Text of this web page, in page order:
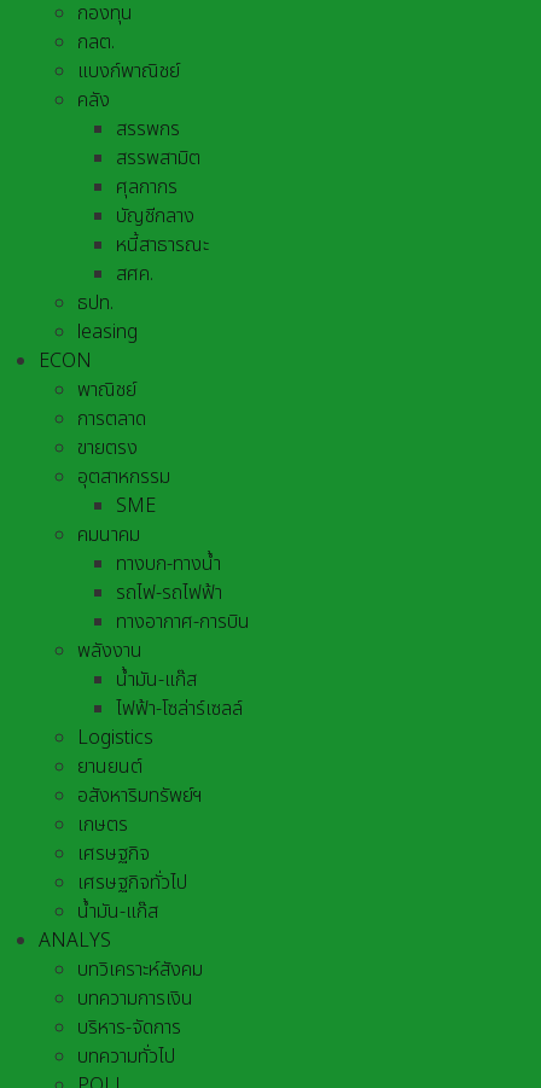
กองทุน
กลต.
แบงก์พาณิชย์
คลัง
สรรพกร
สรรพสามิต
ศุลกากร
บัญชีกลาง
หนี้สาธารณะ
สศค.
ธปท.
leasing
ECON
พาณิชย์
การตลาด
ขายตรง
อุตสาหกรรม
SME
คมนาคม
ทางบก-ทางน้ำ
รถไฟ-รถไฟฟ้า
ทางอากาศ-การบิน
พลังงาน
น้ำมัน-แก๊ส
ไฟฟ้า-โซล่าร์เซลล์
Logistics
ยานยนต์
อสังหาริมทรัพย์ฯ
เกษตร
เศรษฐกิจ
เศรษฐกิจทั่วไป
น้ำมัน-แก๊ส
ANALYS
บทวิเคราะห์สังคม
บทความการเงิน
บริหาร-จัดการ
บทความทั่วไป